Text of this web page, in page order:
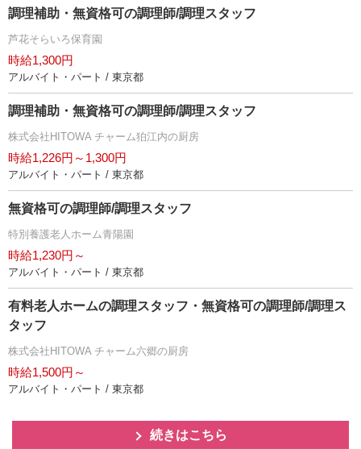
調理補助・無資格可の調理師/調理スタッフ
芦花そらいろ保育園
時給1,300円
アルバイト・パート / 東京都
調理補助・無資格可の調理師/調理スタッフ
株式会社HITOWA チャーム狛江内の厨房
時給1,226円～1,300円
アルバイト・パート / 東京都
無資格可の調理師/調理スタッフ
特別養護老人ホーム青陽園
時給1,230円～
アルバイト・パート / 東京都
有料老人ホームの調理スタッフ・無資格可の調理師/調理ス
タッフ
株式会社HITOWA チャーム六郷の厨房
時給1,500円～
アルバイト・パート / 東京都
続きはこちら